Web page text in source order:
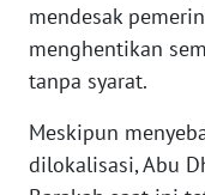
mendesak
menghentikan
tanpa syarat.
Meskipun
dilokalisasi, Abu
PAPUA
BARAT
WN
RIAU